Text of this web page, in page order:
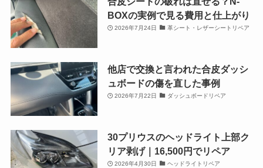
BOXの実例で見る費用と仕上がり
2026年7月24日 革シート・レザーシートリペア
他店で交換と言われた合皮ダッシ
ュボードの傷を直した事例
2026年7月22日 ダッシュボードリペア
30プリウスのヘッドライト上部ク
リア剥げ｜16,500円でリペア
2026年4月30日 ヘッドライトリペア